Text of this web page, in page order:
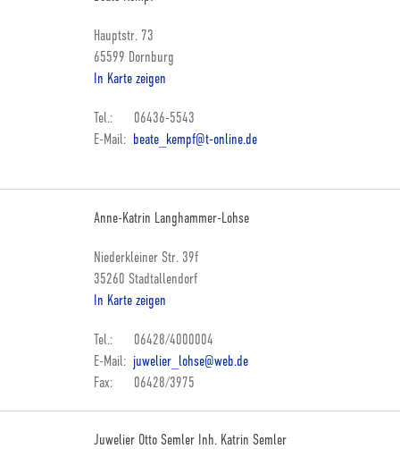
Hauptstr. 73
65599 Dornburg
In Karte zeigen
Tel.: 06436-5543
E-Mail: beate_kempf@t-online.de
Anne-Katrin Langhammer-Lohse
Niederkleiner Str. 39f
35260 Stadtallendorf
In Karte zeigen
Tel.: 06428/4000004
E-Mail: juwelier_lohse@web.de
Fax: 06428/3975
Juwelier Otto Semler Inh. Katrin Semler